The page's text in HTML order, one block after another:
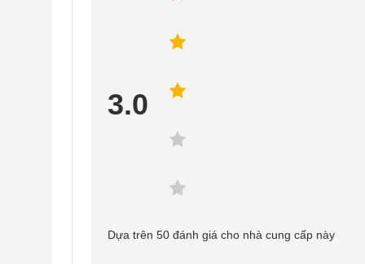
3.0
Dựa trên 50 đánh giá cho nhà cung cấp này